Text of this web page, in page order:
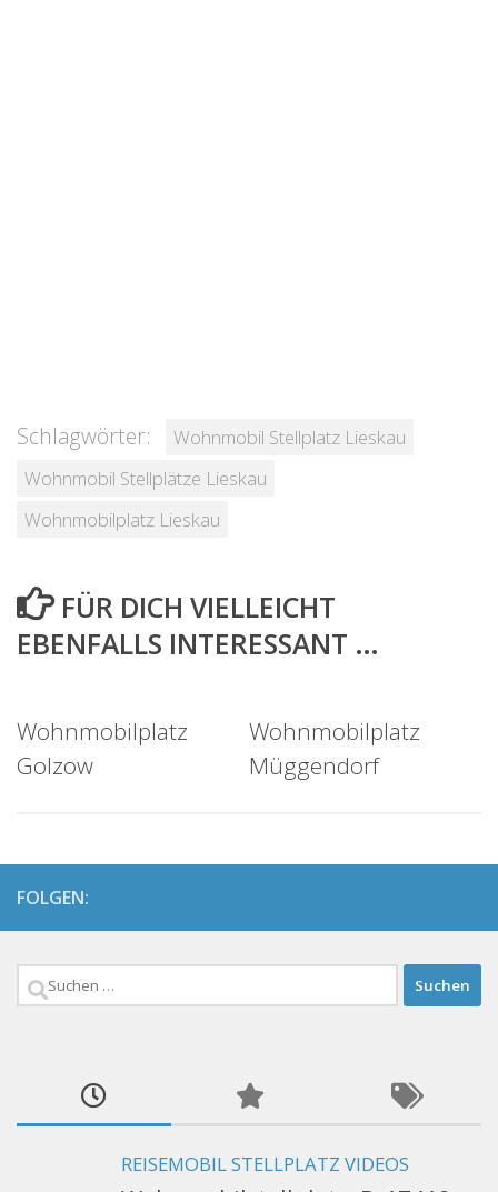
Schlagwörter:
Wohnmobil Stellplatz Lieskau
Wohnmobil Stellplätze Lieskau
Wohnmobilplatz Lieskau
FÜR DICH VIELLEICHT
EBENFALLS INTERESSANT …
Wohnmobilplatz
Golzow
Wohnmobilplatz
Müggendorf
FOLGEN:
Suchen
REISEMOBIL STELLPLATZ VIDEOS